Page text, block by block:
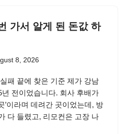
가서 알게 된 돈값 하
8, 2026
패 끝에 찾은 기준 제가 강남
전이었습니다. 회사 후배가
’이라며 데려간 곳이었는데, 방
다 들렸고, 리모컨은 고장 나